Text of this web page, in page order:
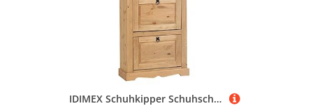
IDIMEX Schuhkipper Schuhschrank Schuhkommode Schuhregal Tequila 4 Klappen Flur Diele Kiefer massiv gebeizt Mexico Landhausstil